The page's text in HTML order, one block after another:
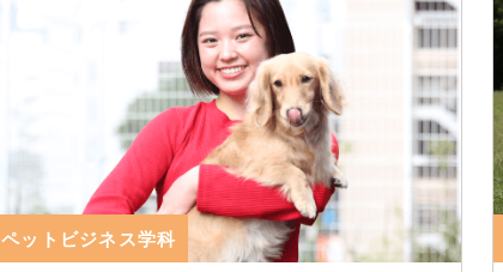
ペットビジネス学科